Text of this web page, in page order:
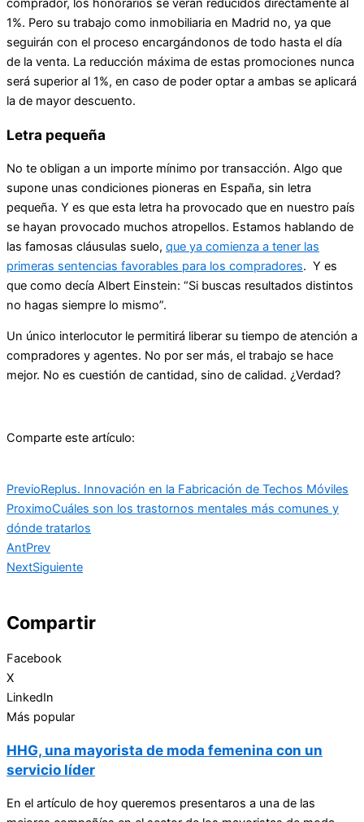
comprador, los honorarios se verán reducidos directamente al
1%. Pero su trabajo como inmobiliaria en Madrid no, ya que
seguirán con el proceso encargándonos de todo hasta el día
de la venta. La reducción máxima de estas promociones nunca
será superior al 1%, en caso de poder optar a ambas se aplicará
la de mayor descuento.
Letra pequeña
No te obligan a un importe mínimo por transacción. Algo que
supone unas condiciones pioneras en España, sin letra
pequeña. Y es que esta letra ha provocado que en nuestro país
se hayan provocado muchos atropellos. Estamos hablando de
las famosas cláusulas suelo, que ya comienza a tener las
primeras sentencias favorables para los compradores. Y es
que como decía Albert Einstein: “Si buscas resultados distintos
no hagas siempre lo mismo”.
Un único interlocutor le permitirá liberar su tiempo de atención a
compradores y agentes. No por ser más, el trabajo se hace
mejor. No es cuestión de cantidad, sino de calidad. ¿Verdad?
Comparte este artículo:
PrevioReplus. Innovación en la Fabricación de Techos Móviles
ProximoCuáles son los trastornos mentales más comunes y
dónde tratarlos
AntPrev
NextSiguiente
Compartir
Facebook
X
LinkedIn
Más popular
HHG, una mayorista de moda femenina con un
servicio líder
En el artículo de hoy queremos presentaros a una de las